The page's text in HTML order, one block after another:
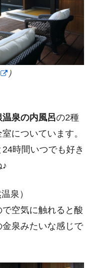
）
温泉の内風呂の2種
室についています。
時間いつでも好き
泉）
空気に触れると酸
泉みたいな感じで